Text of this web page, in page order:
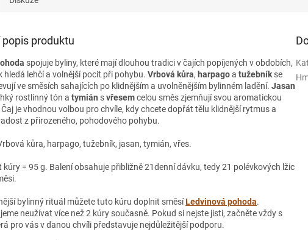
popis produktu
spojuje byliny, které mají dlouhou tradici v čajích popíjených v obdobích,
hledá lehčí a volnější pocit při pohybu. Vrbová kůra, harpagoa tužebník se
ve směsích sahajících po klidnějším a uvolněnějším bylinném ladění. Jasan
rostlinný tón a tymián svřesemcelou směs zjemňují svou aromatickou
je vhodnou volbou pro chvíle, kdy chcete dopřát tělu klidnější rytmus a
z přirozeného, pohodového pohybu.
kůra, harpago, tužebník, jasan, tymián, vřes.
kúry = 95 g. Balení obsahuje přibližně 21denní dávku, tedy 21 polévkových lžic
bylinný rituál můžete tuto kúru doplnit směsíLedvinová pohoda.
neužívat více než 2 kúry současně. Pokud si nejste jisti, začněte vždy s
pro vás v danou chvíli představuje nejdůležitější podporu.